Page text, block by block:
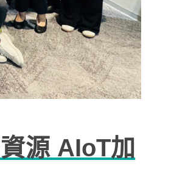
源 AIoT加